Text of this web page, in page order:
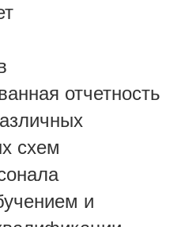
отчетность
схем
и